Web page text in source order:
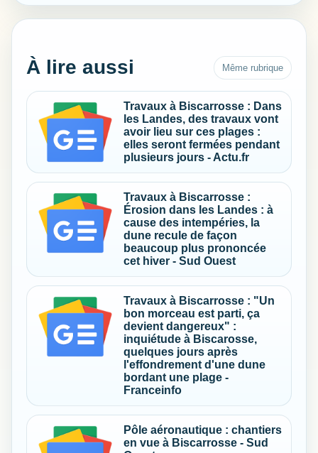
À lire aussi Même rubrique
Travaux à Biscarrosse : Dans
les Landes, des travaux vont
avoir lieu sur ces plages :
elles seront fermées pendant
plusieurs jours - Actu.fr
Travaux à Biscarrosse :
Érosion dans les Landes : à
cause des intempéries, la
dune recule de façon
beaucoup plus prononcée
cet hiver - Sud Ouest
Travaux à Biscarrosse : "Un
bon morceau est parti, ça
devient dangereux" :
inquiétude à Biscarosse,
quelques jours après
l'effondrement d'une dune
bordant une plage -
Franceinfo
Pôle aéronautique : chantiers
en vue à Biscarrosse - Sud